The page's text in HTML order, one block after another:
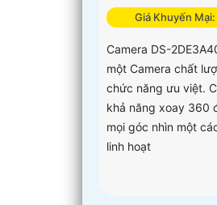
Giá Khuyến
Camera DS-
một Camera chất
chức năng ưu việt.
khả năng xoay 360
mọi góc nhìn một
linh hoạt